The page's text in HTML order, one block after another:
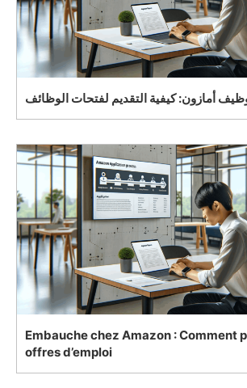
أمازون: كيفية التقديم لفتحات الوظائف
Embauche chez Amazon : Comment
offres d’emploi